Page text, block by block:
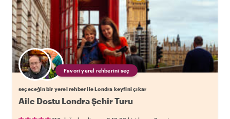
Favori yerel rehberini seç
seçeceğin bir yerel rehber ile Londra keyfini çıkar
Aile Dostu Londra Şehir Turu